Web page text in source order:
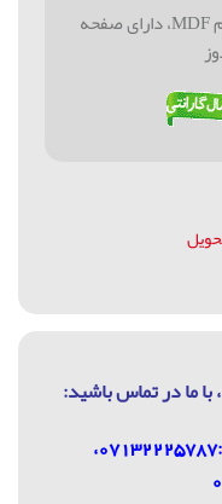
مدت زمان تحویل یک تا 5 روز کاری، تمام MDF، دارای صفحه
ما در تماس باشيد:
:07132225787،